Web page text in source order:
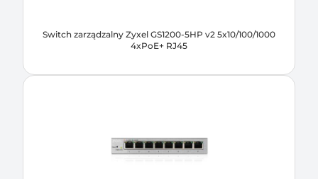
Switch zarządzalny Zyxel GS1200-5HP v2 5x10/100/1000
4xPoE+ RJ45